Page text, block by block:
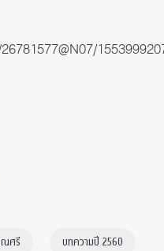
ณศรี บทความปี 2560